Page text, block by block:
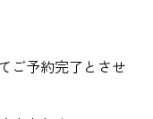
ご予約完了とさせ